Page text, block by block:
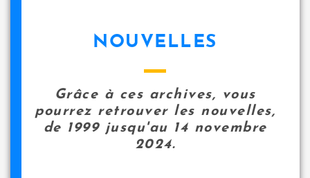
NOUVELLES
Grâce à ces archives, vous
pourrez retrouver les nouvelles,
de 1999 jusqu'au 14 novembre
2024.